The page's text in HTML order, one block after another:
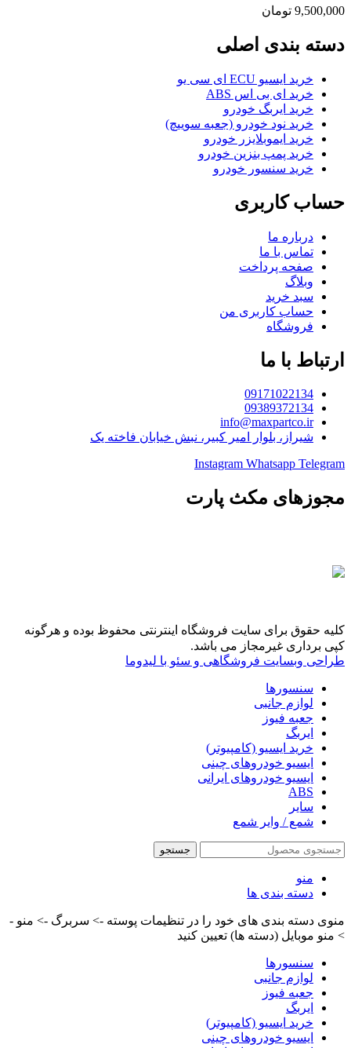
9,500,000 تومان
دسته بندی اصلی
خرید ایسیو ECU ای سی یو
خرید ای بی اس ABS
خرید ایربگ خودرو
خرید نود خودرو (جعبه سوییچ)
خرید ایموبلایزر خودرو
خرید پمپ بنزین خودرو
خرید سنسور خودرو
حساب کاربری
درباره ما
تماس با ما
صفحه پرداخت
وبلاگ
سبد خرید
حساب کاربری من
فروشگاه
ارتباط با ما
09171022134
09389372134
info@maxpartco.ir
شیراز، بلوار امیر کبیر، نبش خیابان فاخته یک
Instagram Whatsapp Telegram
مجوزهای مکث پارت
کلیه حقوق برای سایت فروشگاه اینترنتی محفوظ بوده و هرگونه
کپی برداری غیرمجاز می باشد.
طراحی وبسایت فروشگاهی و سئو با لیدوما
سنسورها
لوازم جانبی
جعبه فیوز
ایربگ
خرید ایسیو (کامپیوتر)
ایسیو خودروهای چینی
ایسیو خودروهای ایرانی
ABS
سایر
شمع / وایر شمع
جستجو
منو
دسته بندی ها
منوی دسته بندی های خود را در تنظیمات پوسته -> سربرگ -> منو -
> منو موبایل (دسته ها) تعیین کنید
سنسورها
لوازم جانبی
جعبه فیوز
ایربگ
خرید ایسیو (کامپیوتر)
ایسیو خودروهای چینی